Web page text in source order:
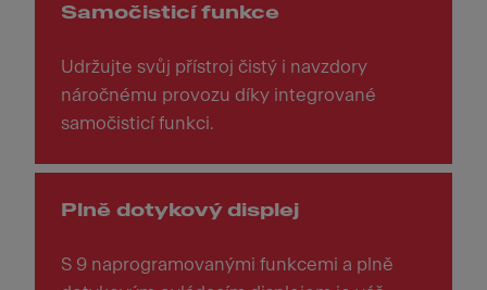
Samočisticí funkce
Udržujte svůj přístroj čistý i navzdory
náročnému provozu díky integrované
samočisticí funkci.
Plně dotykový displej
S 9 naprogramovanými funkcemi a plně